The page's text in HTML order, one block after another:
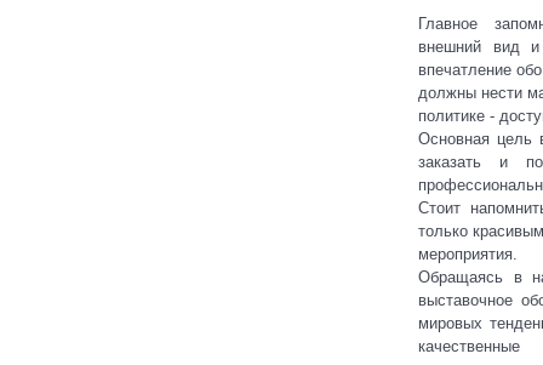
Главное
внешний вид и
впечатление
должны нести
политике -
Основная цель
заказать и
Стоит
только
мероприятия.
Обращаясь в
выставочное
мировых